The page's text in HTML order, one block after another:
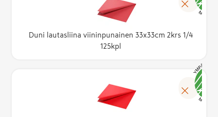
Duni lautasliina viininpunainen 33x33cm 2krs 1/4
125kpl